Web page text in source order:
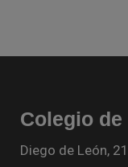
Colegio
Diego de León,